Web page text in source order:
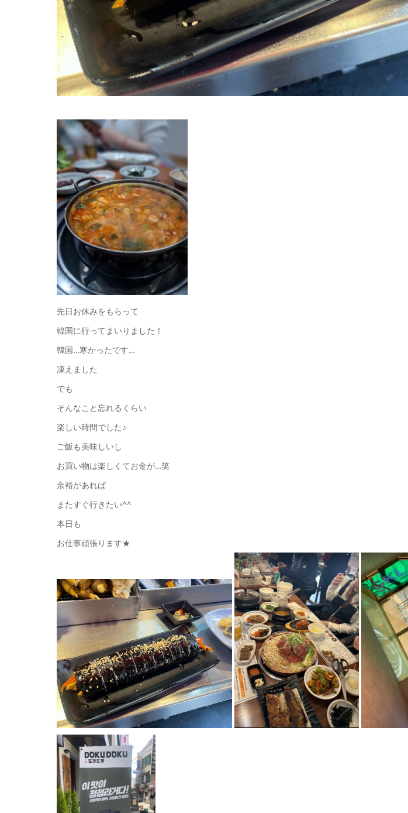
先日お休みをもらって
韓国に行ってまいりました！
韓国…寒かったです…
凍えました
でも
そんなこと忘れるくらい
楽しい時間でした♪
ご飯も美味しいし
お買い物は楽しくてお金が…笑
余裕があれば
またすぐ行きたい^^
本日も
お仕事頑張ります★